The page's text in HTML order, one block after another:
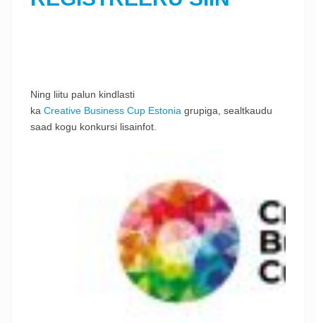
Ning liitu palun kindlasti
ka Creative Business Cup Estonia grupiga, sealtkaudu
saad kogu konkursi lisainfot.